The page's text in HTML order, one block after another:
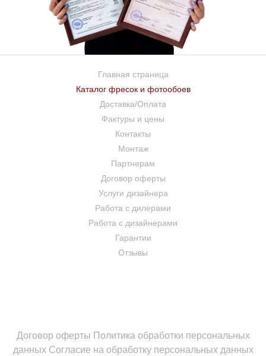
Главная страница
Каталог фресок и фотообоев
Доставка/Оплата
Фактуры и цены
Контакты
Монтаж
Партнерам
Договор оферты
Услуги дизайнера
Работа с дилерами
Работа с дизайнерами
Гарантии
Отзывы
Договор оферты Политика обработки персональных
данных Согласие на обработку персональных данных